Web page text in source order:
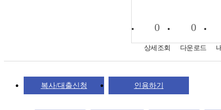
0
상세조회
0
다운로드
복사/대출신청 인용하기